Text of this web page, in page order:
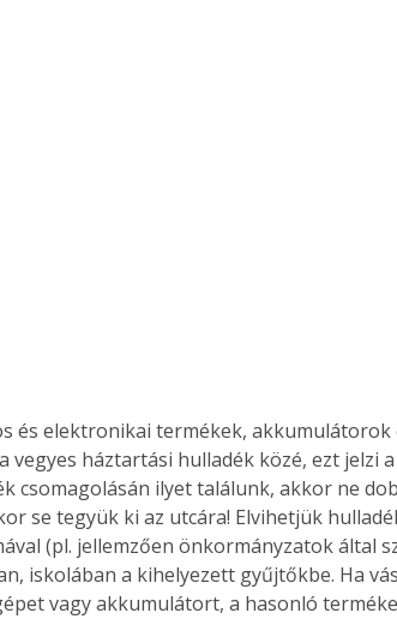
és elektronikai termékek, akkumulátorok
vegyes háztartási hulladék közé, ezt jelzi
csomagolásán ilyet találunk, akkor ne
se tegyük ki az utcára! Elvihetjük
(pl. jellemzően önkormányzatok által
iskolában a kihelyezett gyűjtőkbe. Ha
vagy akkumulátort, a hasonló